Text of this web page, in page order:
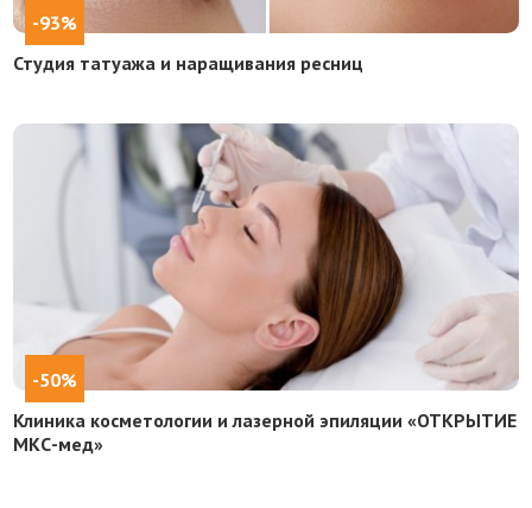
-93%
Студия татуажа и наращивания ресниц
-50%
Клиника косметологии и лазерной эпиляции «ОТКРЫТИЕ
МКС-мед»